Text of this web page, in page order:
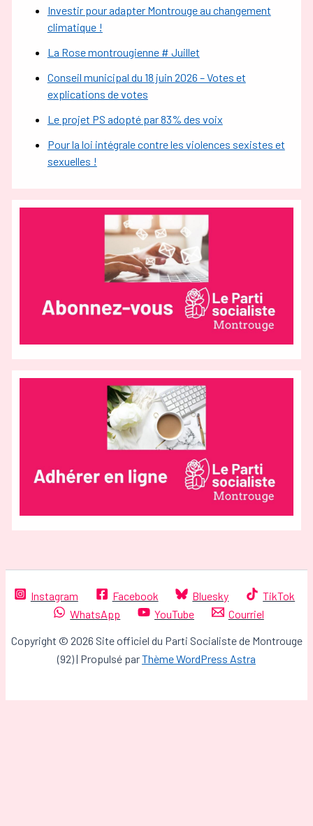
Investir pour adapter Montrouge au changement
climatique !
La Rose montrougienne # Juillet
Conseil municipal du 18 juin 2026 – Votes et
explications de votes
Le projet PS adopté par 83% des voix
Pour la loi intégrale contre les violences sexistes et
sexuelles !
Instagram Facebook Bluesky
TikTok
WhatsApp
YouTube Courriel
Copyright © 2026 Site officiel du Parti Socialiste de Montrouge
(92) | Propulsé parThème WordPress Astra